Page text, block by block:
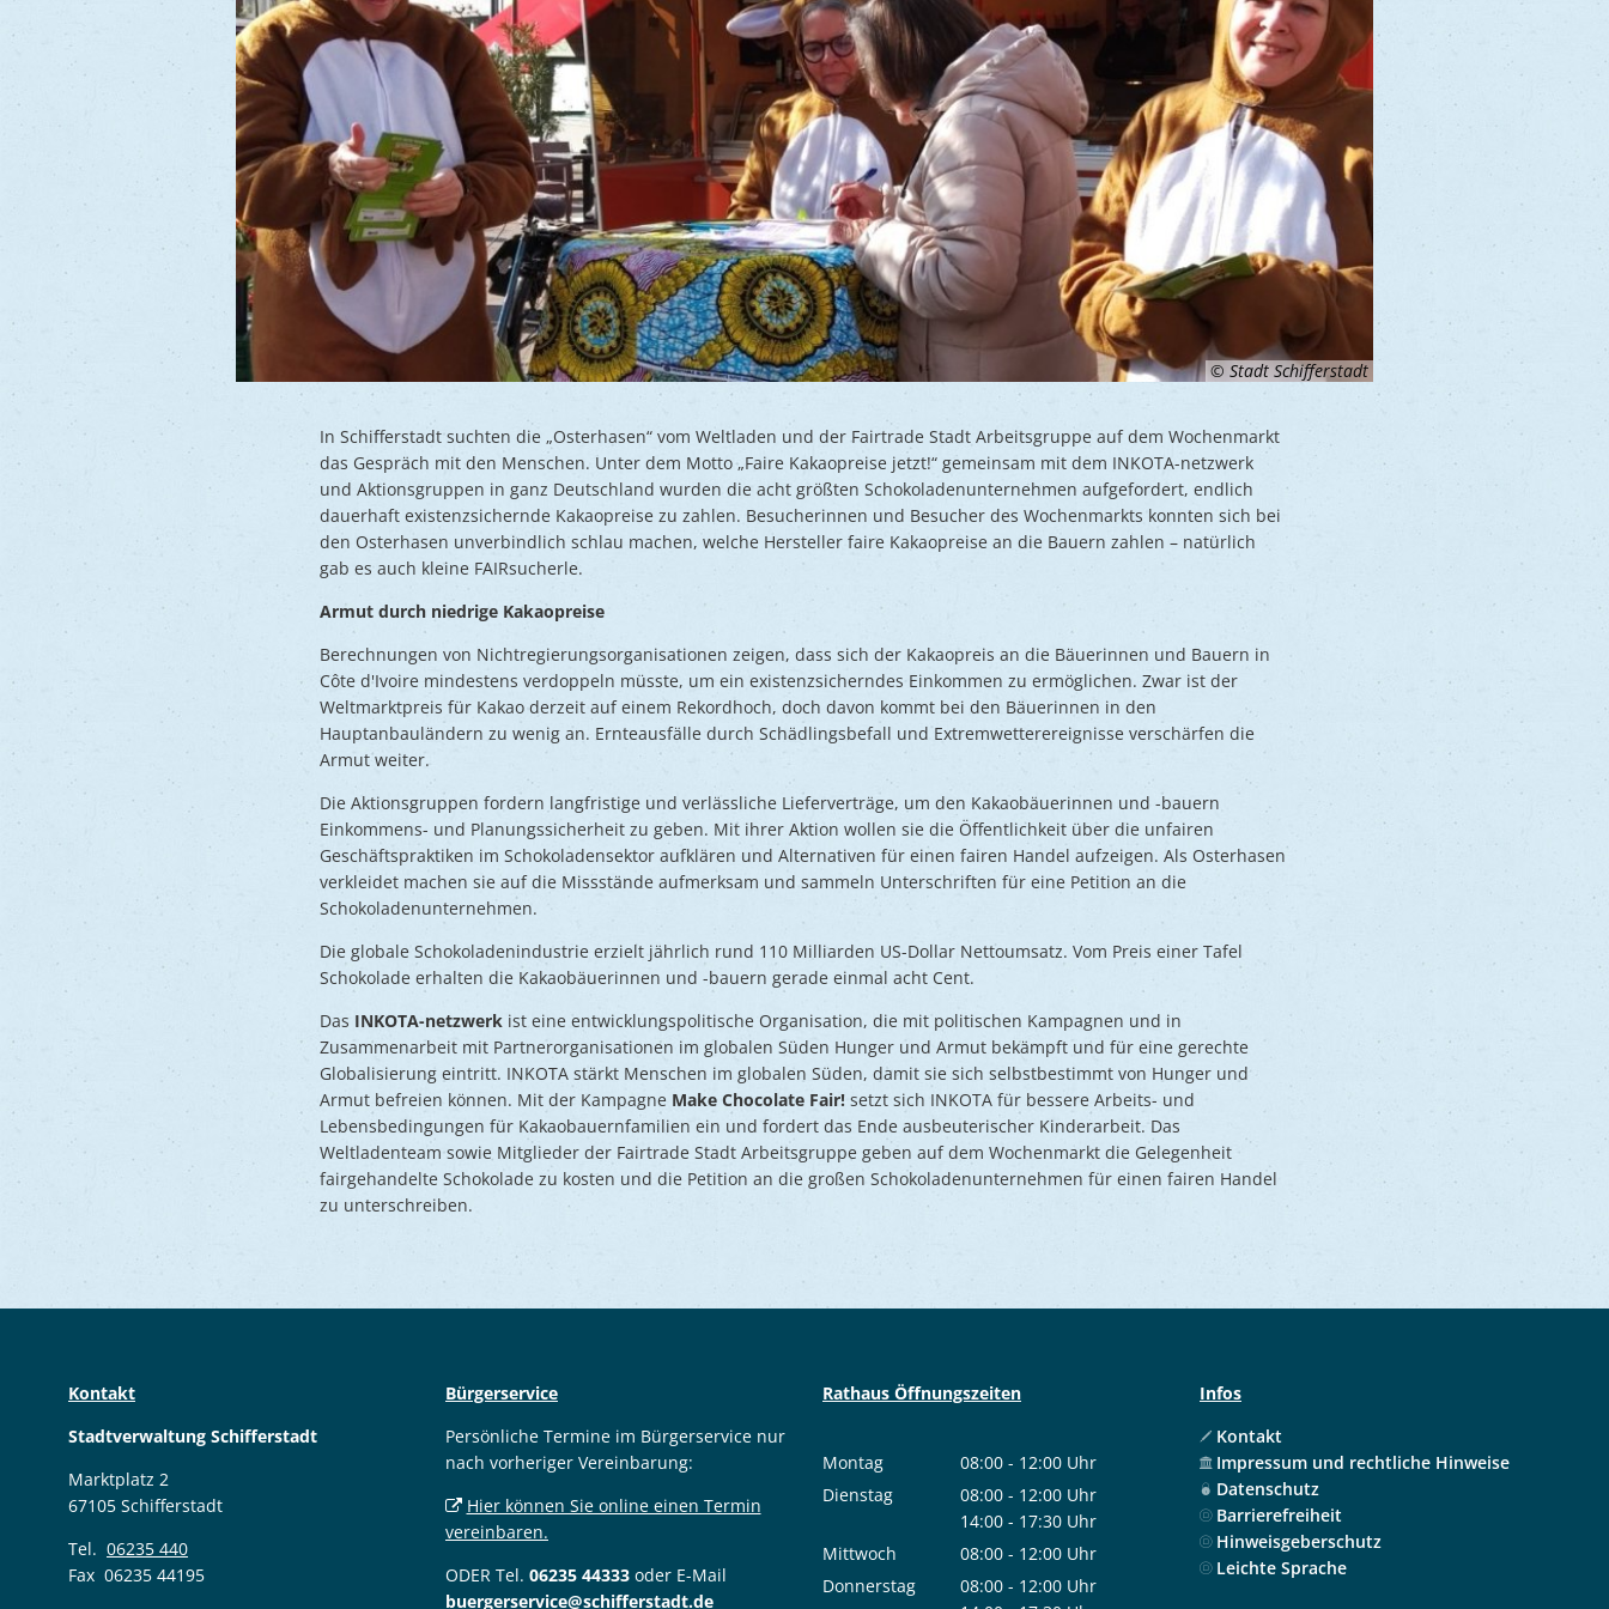
© Stadt Schifferstadt
In Schifferstadt suchten die „Osterhasen“ vom Weltladen und der Fairtrade Stadt Arbeitsgruppe auf dem Wochenmarkt
das Gespräch mit den Menschen. Unter dem Motto „Faire Kakaopreise jetzt!“ gemeinsam mit dem INKOTA-netzwerk
und Aktionsgruppen in ganz Deutschland wurden die acht größten Schokoladenunternehmen aufgefordert, endlich
dauerhaft existenzsichernde Kakaopreise zu zahlen. Besucherinnen und Besucher des Wochenmarkts konnten sich bei
den Osterhasen unverbindlich schlau machen, welche Hersteller faire Kakaopreise an die Bauern zahlen – natürlich
gab es auch kleine FAIRsucherle.
Armut durch niedrige Kakaopreise
Berechnungen von Nichtregierungsorganisationen zeigen, dass sich der Kakaopreis an die Bäuerinnen und Bauern in
Côte d'Ivoire mindestens verdoppeln müsste, um ein existenzsicherndes Einkommen zu ermöglichen. Zwar ist der
Weltmarktpreis für Kakao derzeit auf einem Rekordhoch, doch davon kommt bei den Bäuerinnen in den
Hauptanbauländern zu wenig an. Ernteausfälle durch Schädlingsbefall und Extremwetterereignisse verschärfen die
Armut weiter.
Die Aktionsgruppen fordern langfristige und verlässliche Lieferverträge, um den Kakaobäuerinnen und -bauern
Einkommens- und Planungssicherheit zu geben. Mit ihrer Aktion wollen sie die Öffentlichkeit über die unfairen
Geschäftspraktiken im Schokoladensektor aufklären und Alternativen für einen fairen Handel aufzeigen. Als Osterhasen
verkleidet machen sie auf die Missstände aufmerksam und sammeln Unterschriften für eine Petition an die
Schokoladenunternehmen.
Die globale Schokoladenindustrie erzielt jährlich rund 110 Milliarden US-Dollar Nettoumsatz. Vom Preis einer Tafel
Schokolade erhalten die Kakaobäuerinnen und -bauern gerade einmal acht Cent.
Das INKOTA-netzwerk ist eine entwicklungspolitische Organisation, die mit politischen Kampagnen und in
Zusammenarbeit mit Partnerorganisationen im globalen Süden Hunger und Armut bekämpft und für eine gerechte
Globalisierung eintritt. INKOTA stärkt Menschen im globalen Süden, damit sie sich selbstbestimmt von Hunger und
Armut befreien können. Mit der Kampagne Make Chocolate Fair! setzt sich INKOTA für bessere Arbeits- und
Lebensbedingungen für Kakaobauernfamilien ein und fordert das Ende ausbeuterischer Kinderarbeit. Das
Weltladenteam sowie Mitglieder der Fairtrade Stadt Arbeitsgruppe geben auf dem Wochenmarkt die Gelegenheit
fairgehandelte Schokolade zu kosten und die Petition an die großen Schokoladenunternehmen für einen fairen Handel
zu unterschreiben.
Kontakt
Stadtverwaltung Schifferstadt
Marktplatz 2
67105 Schifferstadt
Tel. 06235 440
Fax 06235 44195
Bürgerservice
Persönliche Termine im Bürgerservice nur
nach vorheriger Vereinbarung:
Hier können Sie online einen Termin
vereinbaren.
ODER Tel. 06235 44333 oder E-Mail
buergerservice@schifferstadt.de
Rathaus Öffnungszeiten
Montag 08:00 - 12:00 Uhr
Von 08:00 bis 12:00 Uhr
Dienstag 08:00 - 12:00 Uhr
Von 08:00 bis 12:00 Uhr
14:00 - 17:30 Uhr
Von 14:00 bis 17:30 Uhr
Mittwoch 08:00 - 12:00 Uhr
Von 08:00 bis 12:00 Uhr
Donnerstag 08:00 - 12:00 Uhr
Infos
Kontakt
Impressum und rechtliche Hinweise
Datenschutz
Barrierefreiheit
Hinweisgeberschutz
Leichte Sprache